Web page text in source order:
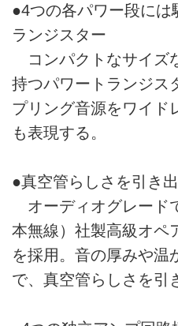
●4つの各パワー段には
ランジスター
コンパクトなサイズ
持つパワートランジス
プリング音源をワイド
も表現する。
●真空管らしさを引き
オーディオグレード
本無線）社製高級オペ
を採用。音の厚みや温
で、真空管らしさを引